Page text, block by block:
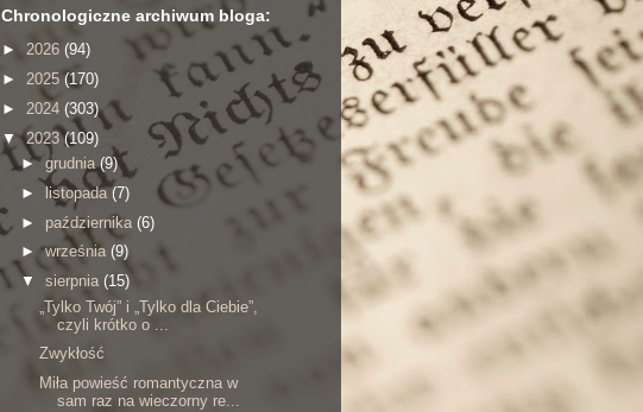
Chronologiczne archiwum bloga:
► 2026 (94)
► 2025(170)
► 2024 (303)
▼2023(109)
► grudnia(9)
►
listopada(7)
► października (6)
►września (9)
▼ sierpnia (15)
„Tylko Twój” i „Tylko dla Ciebie”,
czyli krótko o ...
Zwykłość
Miła powieść romantyczna w
sam raz na wieczorny re...